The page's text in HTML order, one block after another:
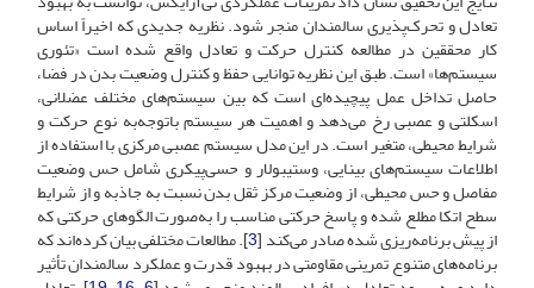
تعادل و تحرک‌پذیری سالمندان منجر شود. نظریه جدیدی که اخیراً اساس
کار محققین در مطالعه کنترل حرکت و تعادل واقع ‌شده است «‌تئوری
سیستم‌ها‌» است. طبق این نظریه توانایی حفظ و کنترل وضعیت بدن در فضا،
حاصل تداخل عمل پیچیده‌ای است که بین سیستم‌های مختلف عضلانی،
اسکلتی و عصبی رخ می‌دهد و اهمیت هر سیستم باتوجه‌به نوع حرکت و
شرایط محیطی، متغیر است. در این مدل سیستم عصبی مرکزی با استفاده از
اطلاعات سیستم‌های بینایی، وستیبولار و حسی‌پیکری شامل حس وضعیت
مفاصل و حس محیطی، از وضعیت مرکز ثقل بدن نسبت به جاذبه و از شرایط
سطح اتکا مطلع شده و پاسخ حرکتی مناسب را به‌صورت الگوهای حرکتی که
از پیش برنامه‌ریزی‌ شده صادر می‌کند [3]. مطالعات مختلفی بیان کرده‌اند که
برنامه‌های متنوع تمرینی مقاومتی در بهبود قدرت و عملکرد سالمندان تأثیر